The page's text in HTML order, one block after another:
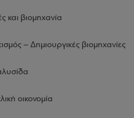
και βιομηχανία
– Δημιουργικές βιομηχανίες
οικονομία